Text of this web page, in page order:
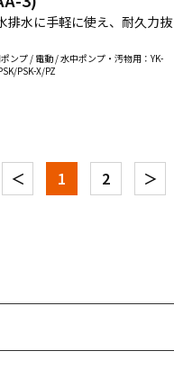
排水に手軽に使え、耐久力抜
ンプ / 電動 / 水中ポンプ・汚物用：YK-
PSK-X/PZ
＜ 1 2 ＞